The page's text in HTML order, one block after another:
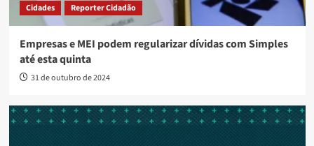
Cidades Reporter Cidadão
Empresas e MEI podem regularizar dívidas com Simples
até esta quinta
31 de outubro de 2024